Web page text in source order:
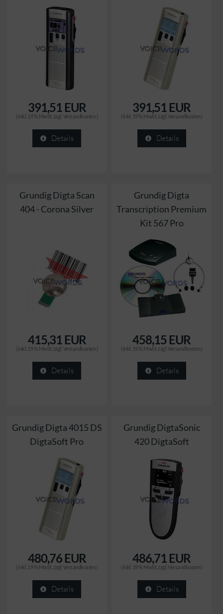
391,51 EUR
( inkl. 19 % MwSt. zzgl. Versandkosten )
Details
391,51 EUR
( inkl. 19 % MwSt. zzgl.Versandkosten )
Details
Grundig Digta Scan
404 - Corona Silver
415,31 EUR
( inkl. 19 % MwSt. zzgl. Versandkosten )
Details
Grundig Digta
Transcription Premium
Kit 567 Pro
458,15 EUR
( inkl. 19 % MwSt. zzgl.Versandkosten )
Details
Grundig Digta 4015 DS
DigtaSoft Pro
480,76 EUR
( inkl. 19 % MwSt. zzgl. Versandkosten )
Details
Grundig DigtaSonic
420 DigtaSoft
486,71 EUR
( inkl. 19 % MwSt. zzgl.Versandkosten )
Details